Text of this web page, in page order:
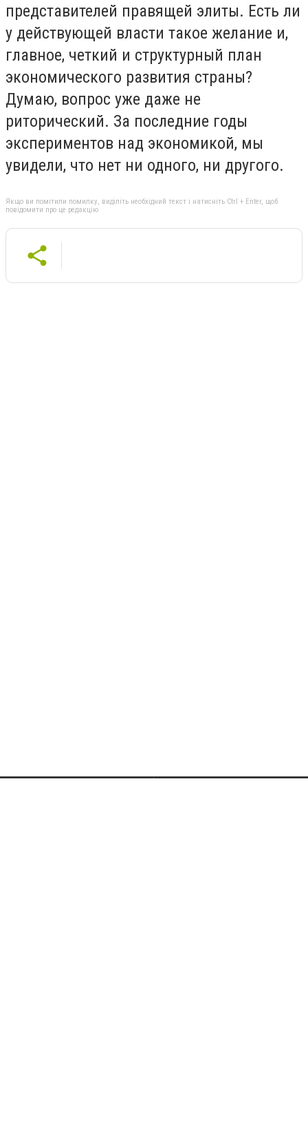
представителей правящей элиты. Есть ли
у действующей власти такое желание и,
главное, четкий и структурный план
экономического развития страны?
Думаю, вопрос уже даже не
риторический. За последние годы
экспериментов над экономикой, мы
увидели, что нет ни одного, ни другого.
Якщо ви помітили помилку, виділіть необхідний текст і натисніть Ctrl + Enter, щоб
повідомити про це редакцію